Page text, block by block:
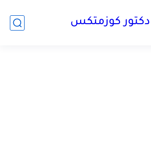
دكتور كوزمتكس